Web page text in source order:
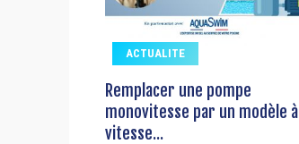
ACTUALITE
Remplacer une pompe
monovitesse par un modèle à
vitesse...